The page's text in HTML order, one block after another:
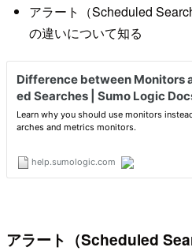
アラート（Scheduled
の違いについて知る
アラート（Scheduled